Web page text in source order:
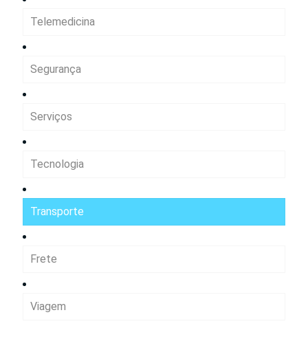
Telemedicina
Segurança
Serviços
Tecnologia
Transporte
Frete
Viagem